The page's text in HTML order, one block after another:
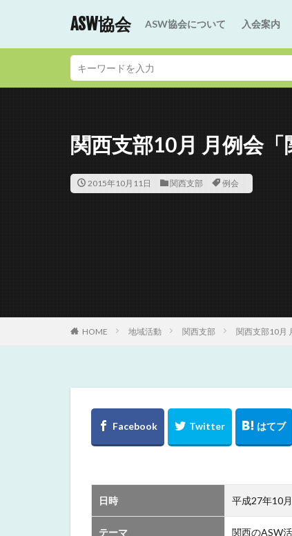
ASW協会 ASW協会について 入会案内
関西支部10月 月例会「
2015年10月11日 関西支部 例会
HOME 地域活動 関西支部 関西支部10月
日時 平成27年10
テーマ 関西のASW